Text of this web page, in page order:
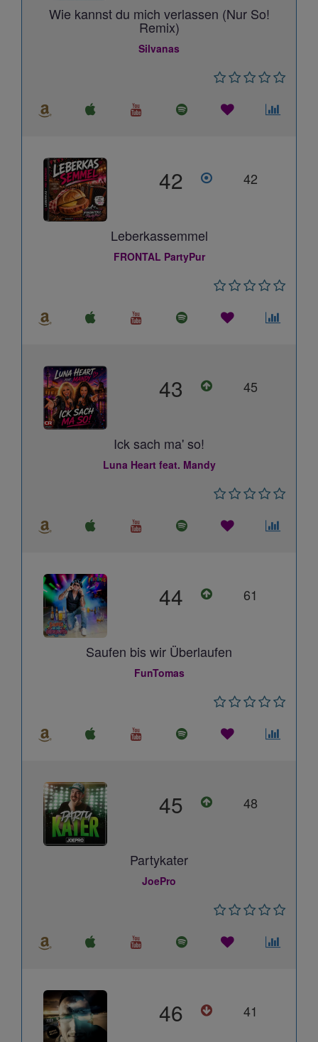
Wie kannst du mich verlassen (Nur So!
Remix)
Silvanas
42 42
Leberkassemmel
FRONTAL PartyPur
43 45
Ick sach ma' so!
Luna Heart feat. Mandy
44 61
Saufen bis wir Überlaufen
FunTomas
45 48
Partykater
JoePro
46 41